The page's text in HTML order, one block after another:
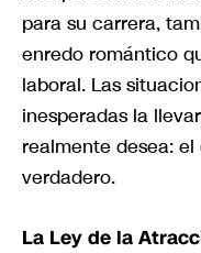
para su carrera,
enredo romántico
laboral. Las
inesperadas la
realmente desea:
verdadero.
La Ley de la